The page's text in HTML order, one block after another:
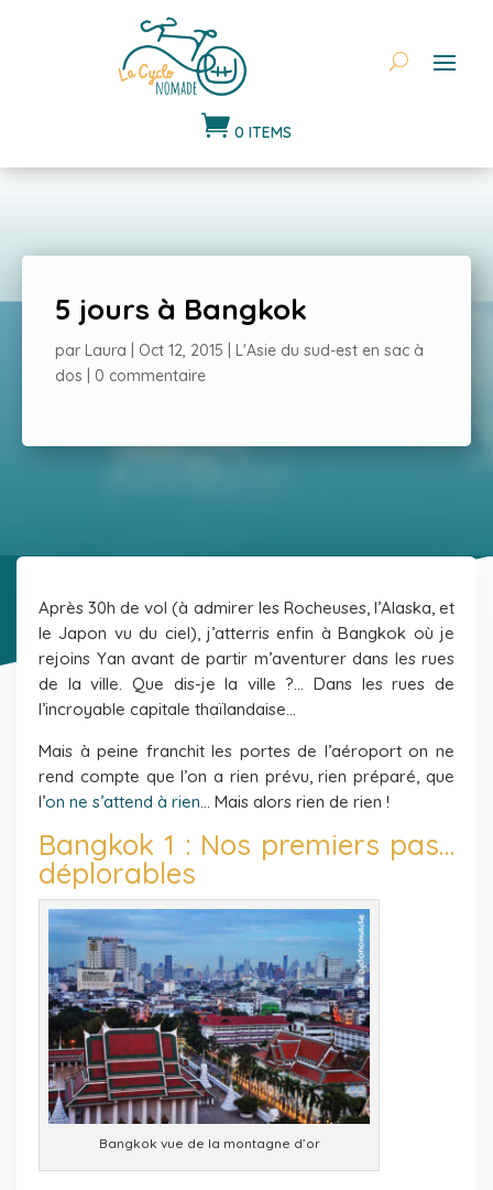
 0 ITEMS
5 jours à Bangkok
par Laura Oct 12, 2015
L'Asie du sud-est en sac à
dos
0 commentaire
Après 30h de vol (à admirer les Rocheuses, l’Alaska, et
le Japon vu du ciel), j’atterris enfin à Bangkok où je
rejoins Yan avant de partir m’aventurer dans les rues
de la ville. Que dis-je la ville ?… Dans les rues de
l’incroyable capitale thaïlandaise…
Mais à peine franchit les portes de l’aéroport on ne
rend compte que l’on a rien prévu, rien préparé, que
l’on ne s’attend à rien… Mais alors rien de rien !
Bangkok 1 : Nos premiers pas…
déplorables
Bangkok vue de la montagne d’or